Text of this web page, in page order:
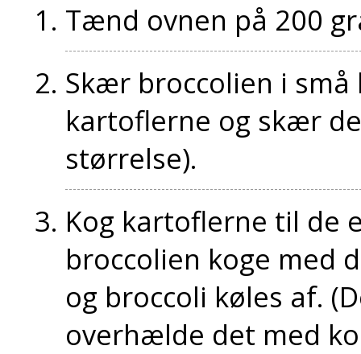
Tænd ovnen på 200
Skær broccolien i
kartoflerne og skær
størrelse).
Kog kartoflerne til de
broccolien koge med
og broccoli køles af.
overhælde det med